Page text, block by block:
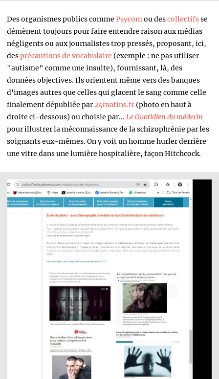
Des organismes publics comme Psycomou descollectifsse
démènent toujours pour faire entendre raison aux médias
négligents ou aux journalistes trop pressés, proposant, ici,
desprécautions de vocabulaire (exemple : ne pas utiliser
"autisme" comme une insulte), fournissant, là, des
données objectives. Ils orientent même vers des banques
d'images autres que celles qui glacent le sang comme celle
finalement dépubliée par24matins.fr (photo en haut à
droite ci-dessous) ou choisie par... Le Quotidien du médecin
pour illustrer la méconnaissance de la schizophrénie par les
soignants eux-mêmes. On y voit un homme hurler derrière
une vitre dans une lumière hospitalière, façon Hitchcock.